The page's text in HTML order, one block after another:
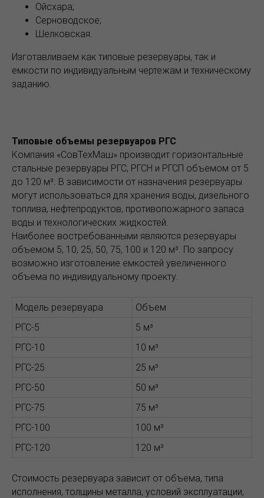
Ойсхара;
Серноводское;
Шелковская.
Изготавливаем как типовые резервуары, так и
емкости по индивидуальным чертежам и техническому
заданию.
Типовые объемы резервуаров РГС
Компания «СовТехМаш» производит горизонтальные
стальные резервуары РГС, РГСН и РГСП объемом от 5
до 120 м³. В зависимости от назначения резервуары
могут использоваться для хранения воды, дизельного
топлива, нефтепродуктов, противопожарного запаса
воды и технологических жидкостей.
Наиболее востребованными являются резервуары
объемом 5, 10, 25, 50, 75, 100 и 120 м³. По запросу
возможно изготовление емкостей увеличенного
объема по индивидуальному проекту.
Модель резервуара
Объем
РГС-5
5 м³
РГС-10
10 м³
РГС-25
25 м³
РГС-50
50 м³
РГС-75
75 м³
РГС-100
100 м³
РГС-120
120 м³
Стоимость резервуара зависит от объема, типа
исполнения, толщины металла, условий эксплуатации,